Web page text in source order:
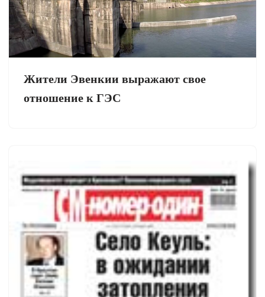
Жители Эвенкии выражают свое
отношение к ГЭС